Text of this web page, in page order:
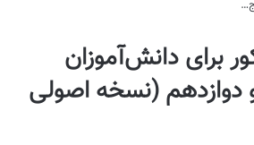
برای دانش‌آموزان
دوازدهم (نسخه اصولی